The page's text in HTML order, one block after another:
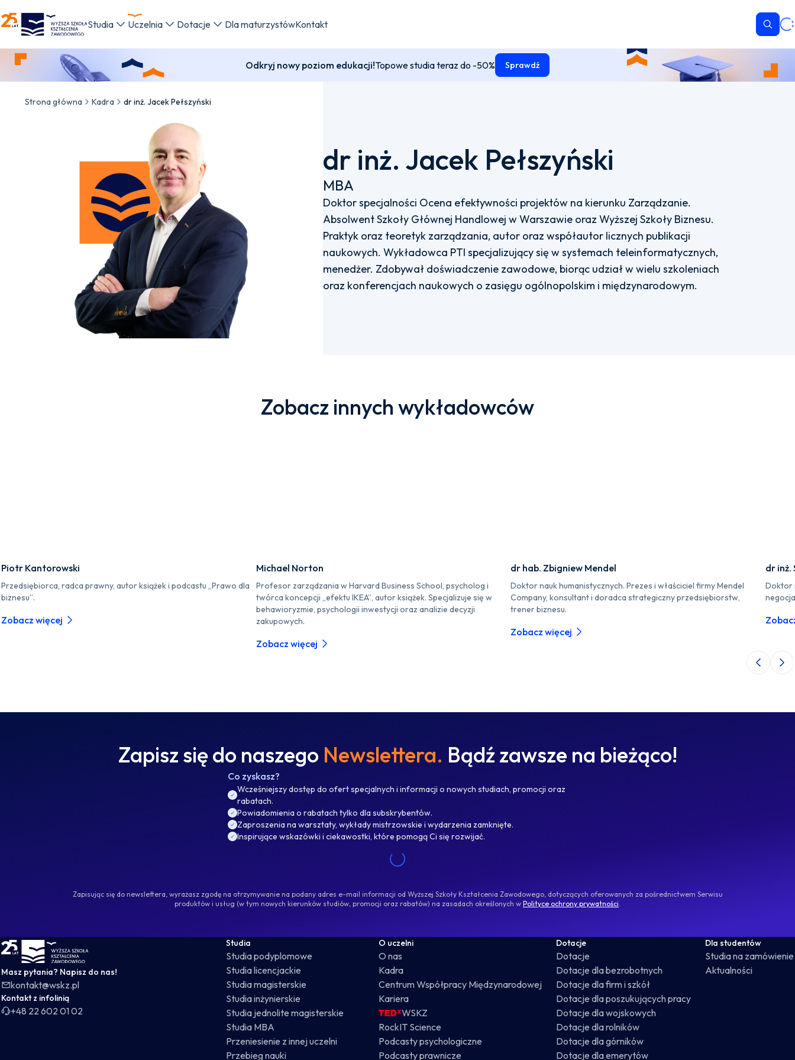
WSKZ - strona główna
Studia Uczelnia Dotacje Dla maturzystówKontakt
Odkryj nowy poziom edukacji!Topowe studia teraz do -50% Sprawdź
Strona główna Kadra dr inż. Jacek Pełszyński
dr inż. Jacek Pełszyński
MBA
Doktor specjalności Ocena efektywności projektów na kierunku Zarządzanie.
Absolwent Szkoły Głównej Handlowej w Warszawie oraz Wyższej Szkoły Biznesu.
Praktyk oraz teoretyk zarządzania, autor oraz współautor licznych publikacji
naukowych. Wykładowca PTI specjalizujący się w systemach teleinformatycznych,
menedżer. Zdobywał doświadczenie zawodowe, biorąc udział w wielu szkoleniach
oraz konferencjach naukowych o zasięgu ogólnopolskim i międzynarodowym.
Zobacz innych wykładowców
Piotr Kantorowski
Przedsiębiorca, radca prawny, autor książek i podcastu „Prawo dla
biznesu”.
Zobacz więcej
Michael Norton
Profesor zarządzania w Harvard Business School, psycholog i
twórca koncepcji „efektu IKEA”, autor książek. Specjalizuje się w
behawioryzmie, psychologii inwestycji oraz analizie decyzji
zakupowych.
Zobacz więcej
dr hab. Zbigniew Mendel
Doktor nauk humanistycznych. Prezes i właściciel firmy Mendel
Company, konsultant i doradca strategiczny przedsiębiorstw,
trener biznesu.
Zobacz więcej
dr inż.
Doktor
Poprzedni
Zapisz się do naszego Newslettera. Bądź zawsze na bieżąco!
Co zyskasz?
Wcześniejszy dostęp do ofert specjalnych i informacji o nowych studiach, promocji oraz
rabatach.
Powiadomienia o rabatach tylko dla subskrybentów.
Zaproszenia na warsztaty, wykłady mistrzowskie i wydarzenia zamknięte.
Inspirujące wskazówki i ciekawostki, które pomogą Ci się rozwijać.
Zapisując się do newslettera, wyrażasz zgodę na otrzymywanie na podany adres e-mail informacji od Wyższej Szkoły Kształcenia Zawodowego, dotyczących oferowanych za pośrednictwem Serwisu
produktów i usług (w tym nowych kierunków studiów, promocji oraz rabatów) na zasadach określonych w Polityce ochrony prywatności.
WSKZ - strona główna
Masz pytania? Napisz do nas!
kontakt@wskz.pl
Kontakt z infolinią
+48 22 602 01 02
Studia
Studia podyplomowe
Studia licencjackie
Studia magisterskie
Studia inżynierskie
Studia jednolite magisterskie
Studia MBA
Przeniesienie z innej uczelni
Przebieg nauki
O uczelni
O nas
Kadra
Centrum Współpracy Międzynarodowej
Kariera
WSKZ
RockIT Science
Podcasty psychologiczne
Podcasty prawnicze
Dotacje
Dotacje
Dotacje dla bezrobotnych
Dotacje dla firm i szkół
Dotacje dla poszukujących pracy
Dotacje dla wojskowych
Dotacje dla rolników
Dotacje dla górników
Dotacje dla emerytów
Dla studentów
Studia na zamówienie
Aktualności